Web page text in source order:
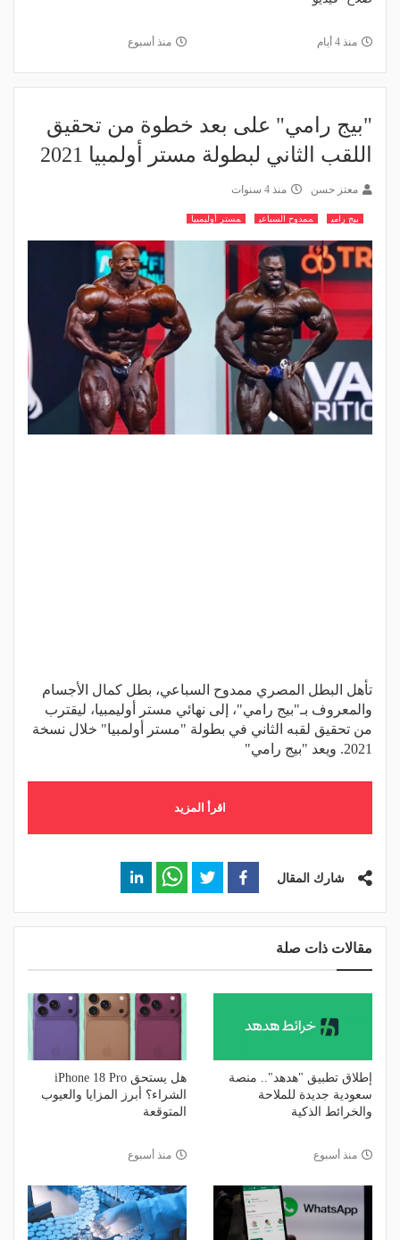
منذ 4 أيام منذ أسبوع
"بيج رامي" على بعد خطوة من تحقيق
اللقب الثاني لبطولة مستر أولمبيا 2021
معتز حسن منذ 4 سنوات
بيج رامي ممدوح السباعي مستر أوليمبيا
تأهل البطل المصري ممدوح السباعي، بطل كمال الأجسام
والمعروف بـ"بيج رامي"، إلى نهائي مستر أوليمبيا، ليقترب
من تحقيق لقبه الثاني في بطولة "مستر أولمبيا" خلال نسخة
2021. ويعد "بيج رامي"
اقرأ المزيد
شارك المقال
مقالات ذات صلة
إطلاق تطبيق "هدهد".. منصة
سعودية جديدة للملاحة
والخرائط الذكية
منذ أسبوع
هل يستحق iPhone 18 Pro
الشراء؟ أبرز المزايا والعيوب
المتوقعة
منذ أسبوع